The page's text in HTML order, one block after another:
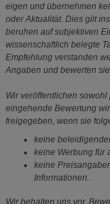
eigen und übernehmen
oder Aktualität. Dies gilt
beruhen auf subjektiven
wissenschaftlich belegte
Empfehlung verstanden
Angaben und bewerten
Wir veröffentlichen
eingehende Bewertung
freigegeben, wenn sie
keine
keine Werbung für
keine
Informationen.
Wir behalten uns vor,